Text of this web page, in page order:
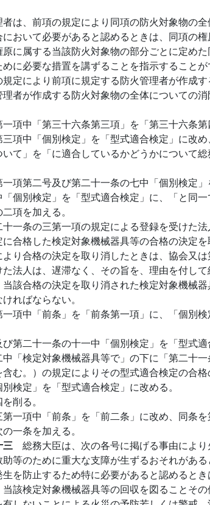
は、前項の規定により同項の防火対象物の
おいて必要があると認めるときは、同項の
に属する当該防火対象物の部分ごとに定め
に必要な措置を講ずることを指示することが
定により前項に規定する防火管理者が作成
理者が作成する防火対象物の全体についての
項中「第三十六条第三項」を「第三十六条第
項中「個別検定」を「型式適合検定」に改
て」を「に適合しているかどうかについて
項第二号及び第二十一条の七中「個別検定」
個別検定」を「型式適合検定」に、「と同一
項を加える。
一条の三第一項の規定による登録を受けた
合格した検定対象機械器具等の合格の決定を
り合格の決定を取り消したときは、協会又
法人は、遅滞なく、その旨を、理由を付して
該合格の決定を取り消された検定対象機械
ればならない。
項中「前条」を「前条第一項」に、「個別
第二十一条の十一中「個別検定」を「型式適
「検定対象機械器具等で」の下に「第二十
む。）の規定によりその型式適合検定の合
検定」を「型式適合検定」に改める。
削る。
一項中「前条」を「前二条」に改め、同条
一条を加える。
三 総務大臣は、次の各号に掲げる事由によ
助等のために重大な支障が生ずるおそれがあ
を防止するため特に必要があると認めると
該検定対象機械器具等の回収を図ることそ